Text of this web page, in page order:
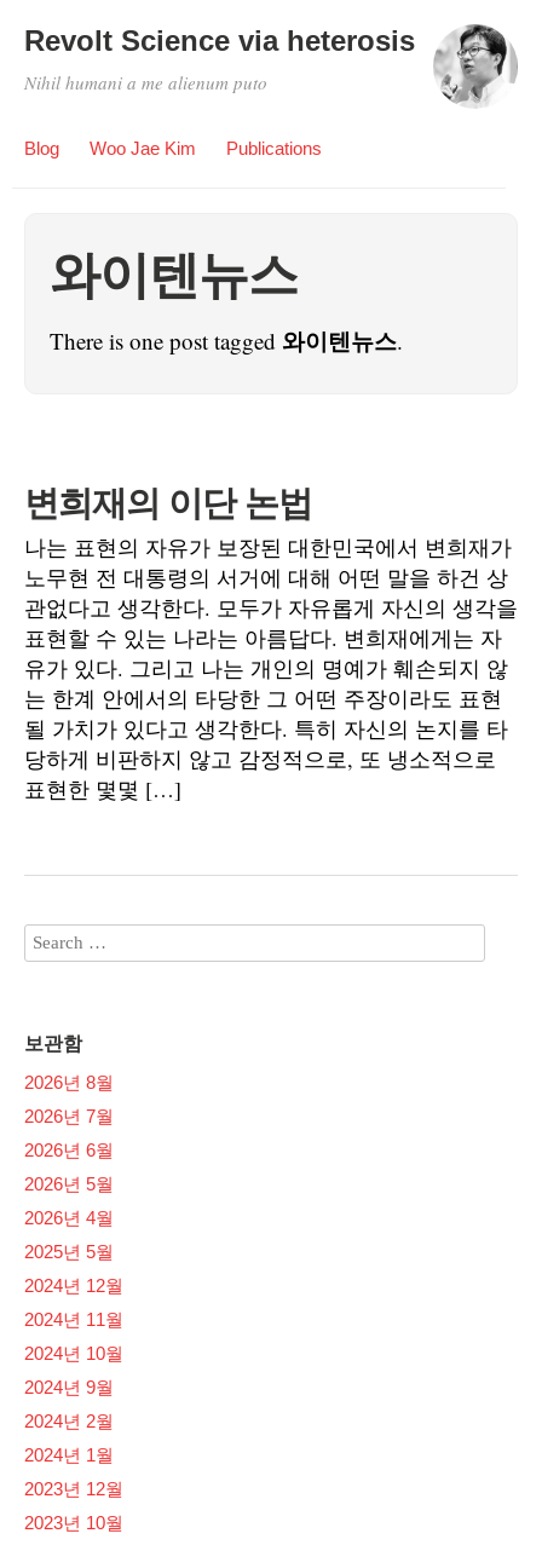
Revolt Science via heterosis
Nihil humani a me alienum puto
Blog Woo Jae Kim Publications
와이텐뉴스
There is one post tagged 와이텐뉴스.
변희재의 이단 논법
나는 표현의 자유가 보장된 대한민국에서 변희재가
노무현 전 대통령의 서거에 대해 어떤 말을 하건 상
관없다고 생각한다. 모두가 자유롭게 자신의 생각을
표현할 수 있는 나라는 아름답다. 변희재에게는 자
유가 있다. 그리고 나는 개인의 명예가 훼손되지 않
는 한계 안에서의 타당한 그 어떤 주장이라도 표현
될 가치가 있다고 생각한다. 특히 자신의 논지를 타
당하게 비판하지 않고 감정적으로, 또 냉소적으로
표현한 몇몇 […]
보관함
2026년 8월
2026년 7월
2026년 6월
2026년 5월
2026년 4월
2025년 5월
2024년 12월
2024년 11월
2024년 10월
2024년 9월
2024년 2월
2024년 1월
2023년 12월
2023년 10월